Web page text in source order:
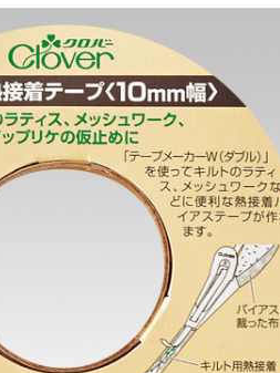
2024年
2018年 2017年
布の手芸
羊毛の手芸
ソーイング用品 はさみ
ア 補修用品
ポルトボヌール